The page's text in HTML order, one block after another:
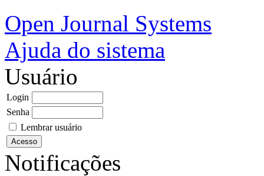
Open Journal Systems
Ajuda do sistema
Usuário
Login
Senha
Lembrar usuário
Notificações